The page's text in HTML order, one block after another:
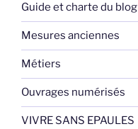
Guide et charte du blog
Mesures anciennes
Métiers
Ouvrages numérisés
VIVRE SANS EPAULES